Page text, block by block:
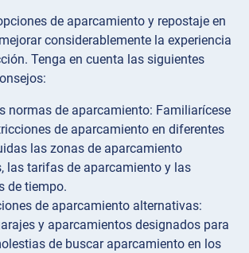
de aparcamiento y repostaje en
considerablemente la experiencia
Tenga en cuenta las siguientes
normas de aparcamiento: Familiarícese
de aparcamiento en diferentes
las zonas de aparcamiento
las tarifas de aparcamiento y las
de tiempo.
de aparcamiento alternativas:
y aparcamientos designados para
de buscar aparcamiento en los